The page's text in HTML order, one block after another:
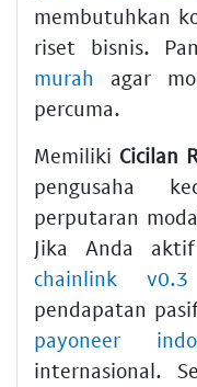
membutuhkan
riset bisnis.
murah agar
percuma.
Memiliki Cicilan
pengusaha
perputaran
Jika Anda
chainlink v0.3
pendapatan
payoneer
internasional.